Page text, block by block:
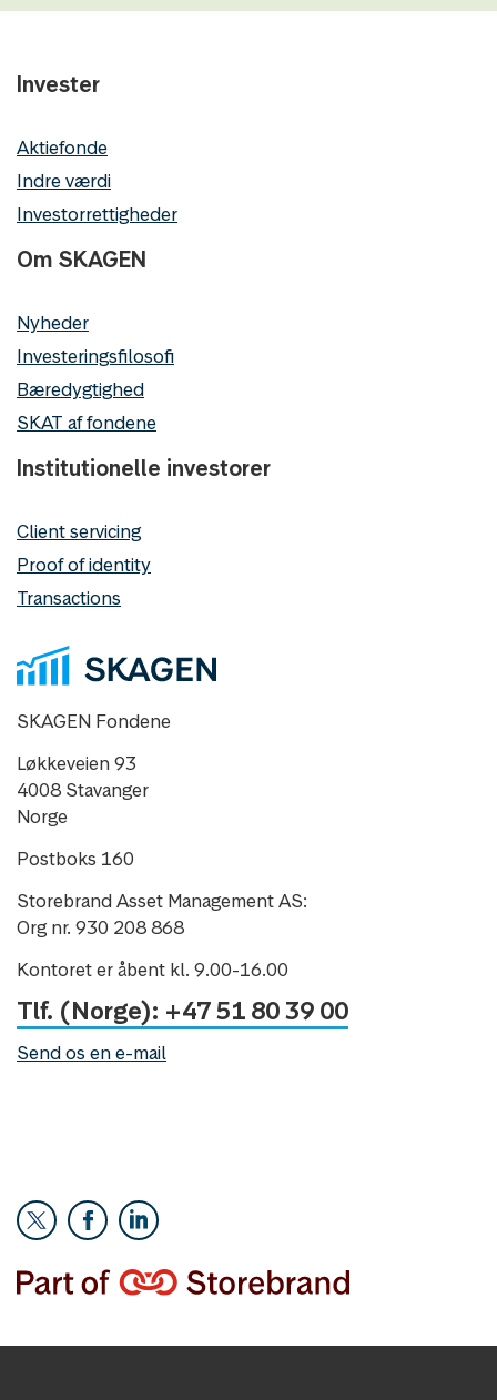
Invester
Aktiefonde
Indre værdi
Investorrettigheder
Om SKAGEN
Nyheder
Investeringsfilosofi
Bæredygtighed
SKAT af fondene
Institutionelle investorer
Client servicing
Proof of identity
Transactions
SKAGEN Fondene
Løkkeveien 93
4008 Stavanger
Norge
Postboks 160
Storebrand Asset Management AS:
Org nr. 930 208 868
Kontoret er åbent kl. 9.00-16.00
Tlf. (Norge): +47 51 80 39 00
Send os en e-mail